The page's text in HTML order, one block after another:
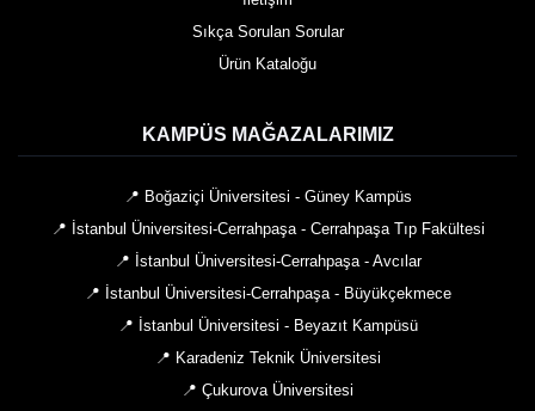
Sıkça Sorulan Sorular
Ürün Kataloğu
KAMPÜS MAĞAZALARIMIZ
📍 Boğaziçi Üniversitesi - Güney Kampüs
📍 İstanbul Üniversitesi-Cerrahpaşa - Cerrahpaşa Tıp Fakültesi
📍 İstanbul Üniversitesi-Cerrahpaşa - Avcılar
📍 İstanbul Üniversitesi-Cerrahpaşa - Büyükçekmece
📍 İstanbul Üniversitesi - Beyazıt Kampüsü
📍 Karadeniz Teknik Üniversitesi
📍 Çukurova Üniversitesi